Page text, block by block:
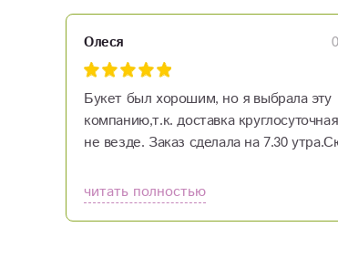
Олеся
Букет был хорошим, но я выбрала эту
компанию,т.к. доставка
не везде. Заказ сделала на 7.30
Сервис на высоте!
читать полностью